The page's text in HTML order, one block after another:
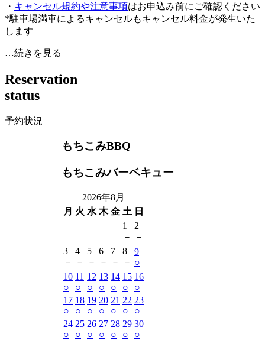
・ キャンセル規約や注意事項はお申込み前にご確認ください
*駐車場満車によるキャンセルもキャンセル料金が発生いた
します
…続きを見る
Reservation
status
予約状況
もちこみBBQ
もちこみバーベキュー
2026年8月
月 火 水 木 金 土 日
1
－
2
－
3
－
4
－
5
－
6
－
7
－
8
－
9
○
10
○
11
○
12
○
13
○
14
○
15
○
16
○
17
○
18
○
19
○
20
○
21
○
22
○
23
○
24
○
25
○
26
○
27
○
28
○
29
○
30
○